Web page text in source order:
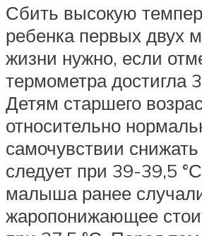
Сбить высокую
ребенка первых двух
жизни нужно, если
термометра достигла
Детям старшего
относительно
самочувствии
следует при 39-39,5
малыша ранее
жаропонижающее